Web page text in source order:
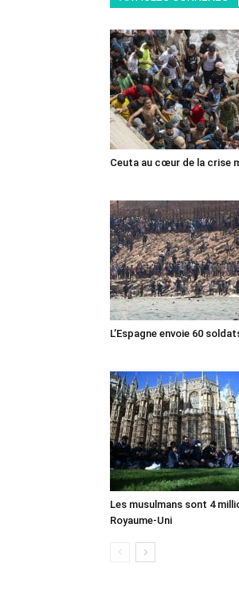
Ceuta au cœur de la crise
L’Espagne envoie 60
Les musulmans sont 4
Royaume-Uni